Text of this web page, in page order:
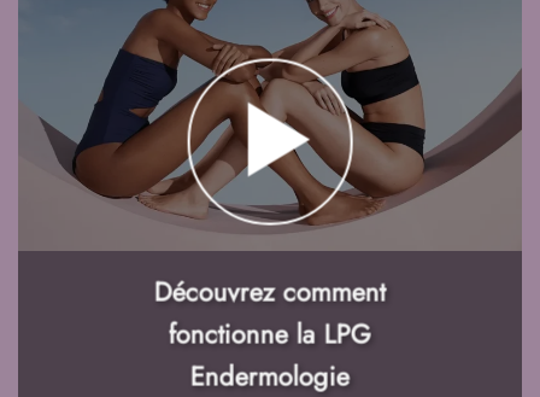
Découvrez comment
fonctionne la LPG
Endermologie